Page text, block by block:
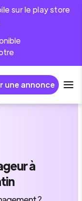
sur le play store
une annonce
à